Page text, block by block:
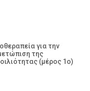
για την
της
(μέρος 1ο)